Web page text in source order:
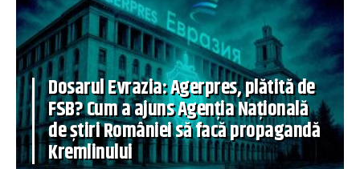
Dosarul Evrazia: Agerpres, plătită de
FSB? Cum a ajuns Agenția Națională
de știri României să facă propagandă
Kremlinului